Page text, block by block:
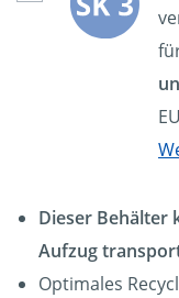
Dieser Behälter
Aufzug
Optimales